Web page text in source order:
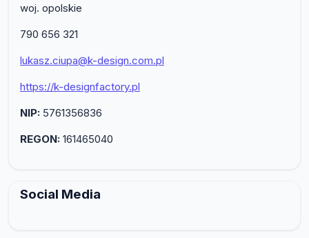
woj. opolskie
790 656 321
lukasz.ciupa@k-design.com.pl
https://k-designfactory.pl
NIP: 5761356836
REGON: 161465040
Social Media